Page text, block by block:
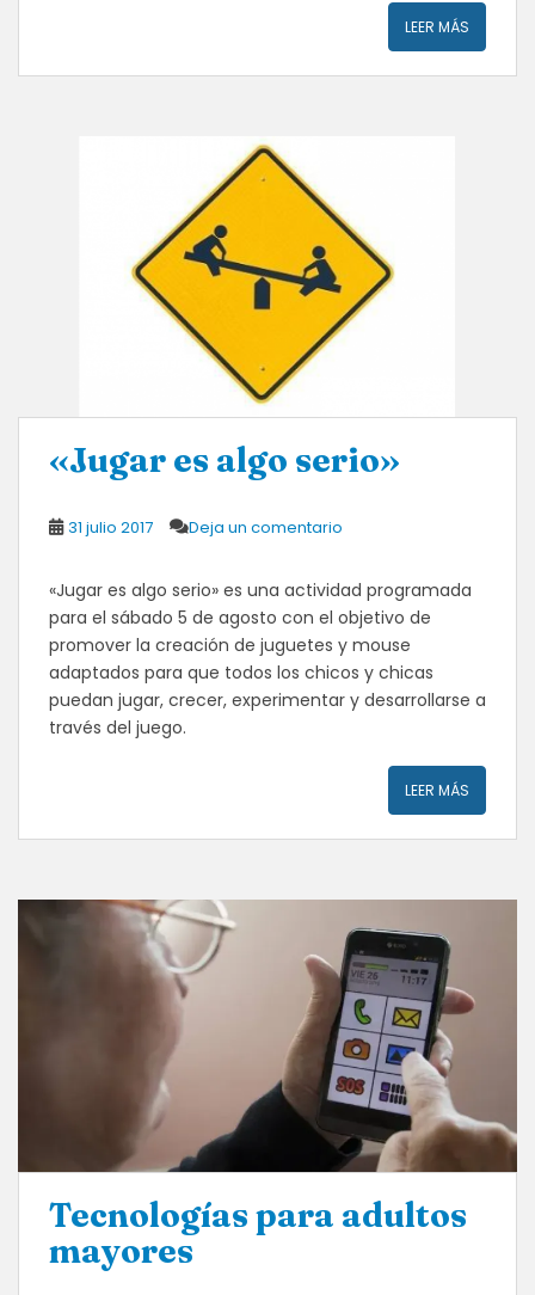
LEER MÁS
«Jugar es algo serio»
31 julio 2017 Deja un comentario
«Jugar es algo serio» es una actividad programada
para el sábado 5 de agosto con el objetivo de
promover la creación de juguetes y mouse
adaptados para que todos los chicos y chicas
puedan jugar, crecer, experimentar y desarrollarse a
través del juego.
LEER MÁS
Tecnologías para adultos
mayores